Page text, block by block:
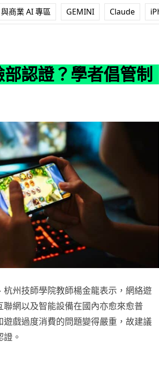
與商業 AI 專區 GEMINI Claude
認證？學者倡管制
杭州技師學院教師楊金龍表示，網絡遊
網以及智能設備在國內亦愈來愈普
戲過度消費的問題變得嚴重，故建議
。